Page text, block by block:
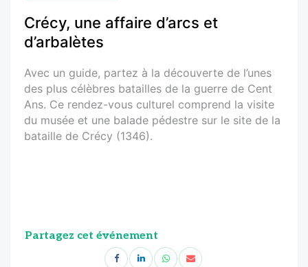
Crécy, une affaire d’arcs et
d’arbalètes
Avec un guide, partez à la découverte de l’unes
des plus célèbres batailles de la guerre de Cent
Ans. Ce rendez-vous culturel comprend la visite
du musée et une balade pédestre sur le site de la
bataille de Crécy (1346).
Partagez cet événement